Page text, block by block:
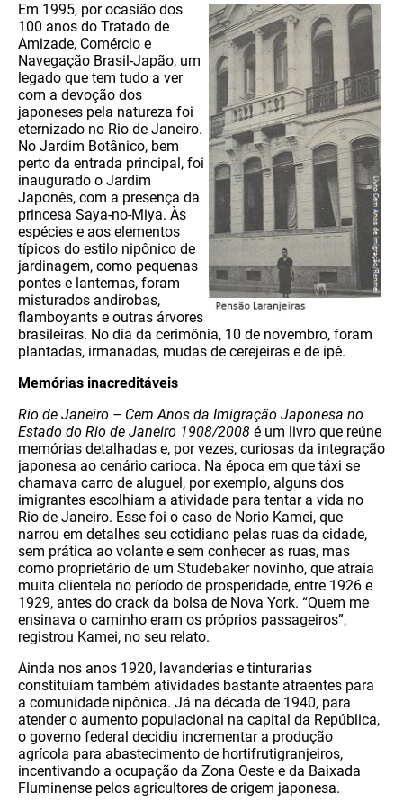
Em 1995, por ocasião dos
100 anos do Tratado de
Amizade, Comércio e
Navegação Brasil-Japão, um
legado que tem tudo a ver
com a devoção dos
japoneses pela natureza foi
eternizado no Rio de Janeiro.
No Jardim Botânico, bem
perto da entrada principal, foi
inaugurado o Jardim
Japonês, com a presença da
princesa Saya-no-Miya. Às
espécies e aos elementos
típicos do estilo nipônico de
jardinagem, como pequenas
pontes e lanternas, foram
misturados andirobas,
flamboyants e outras árvores
brasileiras. No dia da cerimônia, 10 de novembro, foram
plantadas, irmanadas, mudas de cerejeiras e de ipê.
Memórias inacreditáveis
Rio de Janeiro – Cem Anos da Imigração Japonesa no
Estado do Rio de Janeiro 1908/2008 é um livro que reúne
memórias detalhadas e, por vezes, curiosas da integração
japonesa ao cenário carioca. Na época em que táxi se
chamava carro de aluguel, por exemplo, alguns dos
imigrantes escolhiam a atividade para tentar a vida no
Rio de Janeiro. Esse foi o caso de Norio Kamei, que
narrou em detalhes seu cotidiano pelas ruas da cidade,
sem prática ao volante e sem conhecer as ruas, mas
como proprietário de um Studebaker novinho, que atraía
muita clientela no período de prosperidade, entre 1926 e
1929, antes do crack da bolsa de Nova York. “Quem me
ensinava o caminho eram os próprios passageiros”,
registrou Kamei, no seu relato.
Ainda nos anos 1920, lavanderias e tinturarias
constituíam também atividades bastante atraentes para
a comunidade nipônica. Já na década de 1940, para
atender o aumento populacional na capital da República,
o governo federal decidiu incrementar a produção
agrícola para abastecimento de hortifrutigranjeiros,
incentivando a ocupação da Zona Oeste e da Baixada
Fluminense pelos agricultores de origem japonesa.